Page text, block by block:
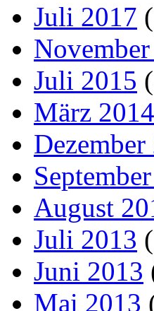
Juli 2017
Juli 2015
März 2014
Dezember
August
Juli 2013
Juni 2013
Mai 2013